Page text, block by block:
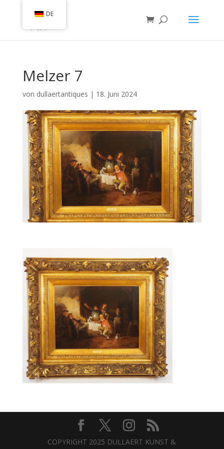
Melzer 7
von dullaertantiques | 18. Juni 2024
COPYRIGHT 2025 DULLAERT KUNST &
DE